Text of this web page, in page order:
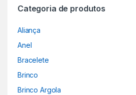
Categoria de produtos
Aliança
Anel
Bracelete
Brinco
Brinco Argola